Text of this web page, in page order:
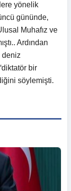
yönelik
gününde,
Muhafız ve
Ardından
deniz
bir
söylemişti.